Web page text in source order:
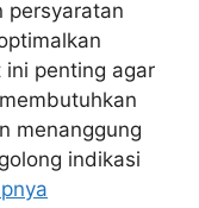
persyaratan
ini penting agar
menanggung
indikasi